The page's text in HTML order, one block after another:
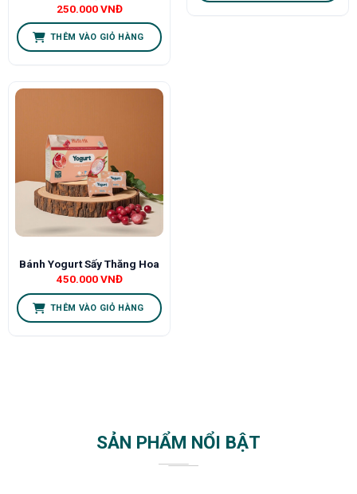
250.000VNĐ
THÊM VÀO GIỎ HÀNG
Bánh Yogurt Sấy Thăng Hoa
450.000VNĐ
THÊM VÀO GIỎ HÀNG
SẢN PHẨM NỔI BẬT